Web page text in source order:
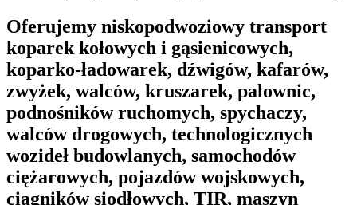
Oferujemy niskopodwoziowy transport
koparek kołowych i gąsienicowych,
koparko-ładowarek, dźwigów, kafarów,
zwyżek, walców, kruszarek, palownic,
podnośników ruchomych, spychaczy,
walców drogowych, technologicznych
wozideł budowlanych, samochodów
ciężarowych, pojazdów wojskowych,
ciągników siodłowych, TIR, maszyn